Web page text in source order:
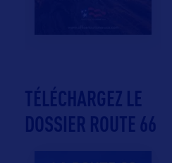
TÉLÉCHARGEZ LE
DOSSIER ROUTE 66